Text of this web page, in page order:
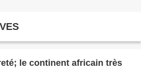
le continent africain très